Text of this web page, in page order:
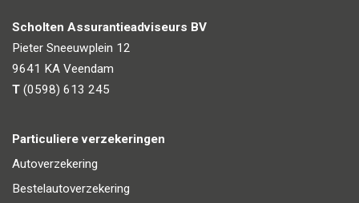
Scholten Assurantieadviseurs BV
Pieter Sneeuwplein 12
9641 KA Veendam
T (0598) 613 245
Particuliere verzekeringen
Autoverzekering
Bestelautoverzekering